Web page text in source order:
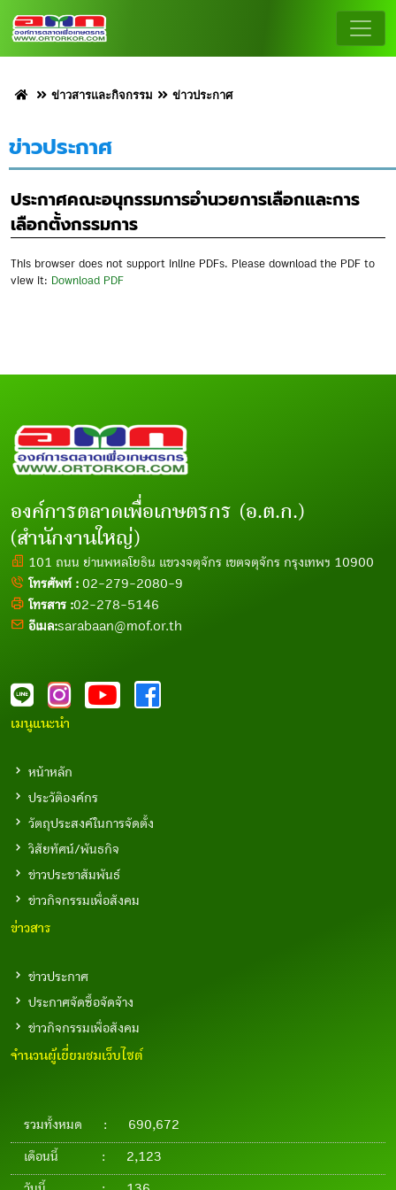
ข่าวสารและกิจกรรม ข่าวประกาศ
ข่าวประกาศ
ประกาศคณะอนุกรรมการอำนวยการเลือกและการ
เลือกตั้งกรรมการ
This browser does not support inline PDFs. Please download the PDF to
view it: Download PDF
องค์การตลาดเพื่อเกษตรกร (อ.ต.ก.)
(สำนักงานใหญ่)
101 ถนน ย่านพหลโยธิน แขวงจตุจักร เขตจตุจักร กรุงเทพฯ 10900
โทรศัพท์ : 02-279-2080-9
โทรสาร :02-278-5146
อีเมล:sarabaan@mof.or.th
เมนูแนะนำ
หน้าหลัก
ประวัติองค์กร
วัตถุประสงค์ในการจัดตั้ง
วิสัยทัศน์/พันธกิจ
ข่าวประชาสัมพันธ์
ข่าวกิจกรรมเพื่อสังคม
ข่าวสาร
ข่าวประกาศ
ประกาศจัดซื้อจัดจ้าง
ข่าวกิจกรรมเพื่อสังคม
จำนวนผู้เยี่ยมชมเว็บไซต์
รวมทั้งหมด : 690,672
เดือนนี้ : 2,123